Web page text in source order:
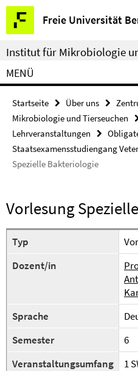
Springe
direkt
zu
Inhalt
Freie Universität
Service-
Navigation
Institut für Mikrobiologie
MENÜ
Startseite Über uns
Mikrobiologie und Tierseuchen
Lehrveranstaltungen
Staatsexamensstudiengang
Spezielle Bakteriologie
Vorlesung
Typ
Dozent/in
Sprache
Semester
6
Veranstaltungsumfang
1